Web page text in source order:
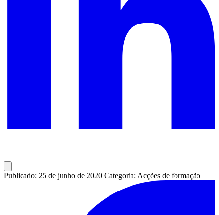
Publicado: 25 de junho de 2020 Categoria: Acções de formação